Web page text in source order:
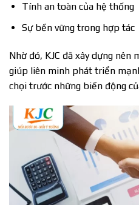
Tính an toàn của hệ thống
Sự bền vững trong hợp tác
Nhờ đó, KJC đã xây dựng nên
giúp liên minh phát triển
chọi trước những biến động